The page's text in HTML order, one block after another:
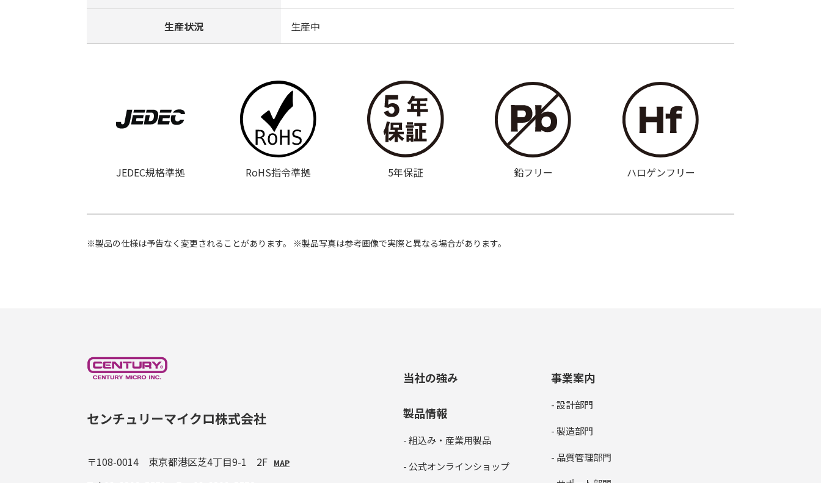
生産状況 生産中
JEDEC規格準拠 RoHS指令準拠 5年保証 鉛フリー ハロゲンフリー
※製品の仕様は予告なく変更されることがあります。 ※製品写真は参考画像で実際と異なる場合があります。
センチュリーマイクロ株式会社
〒108-0014 東京都港区芝4丁目9-1 2F
MAP
当社の強み
製品情報
- 組込み・産業用製品
- 公式オンラインショップ
事業案内
- 設計部門
- 製造部門
- 品質管理部門